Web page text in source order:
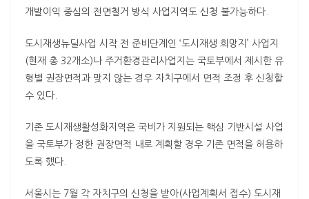
개발이익 중심의 전면철거 방식 사업지역도 신청 불가능하다.
도시재생뉴딜사업 시작 전 준비단계인 ‘도시재생 희망지’ 사업지
(현재 총 32개소)나 주거환경관리사업지는 국토부에서 제시한 유
형별 권장면적과 맞지 않는 경우 자치구에서 면적 조정 후 신청할
수 있다.
기존 도시재생활성화지역은 국비가 지원되는 핵심 기반시설 사업
을 국토부가 정한 권장면적 내로 계획할 경우 기존 면적을 허용하
도록 했다.
서울시는 7월 각 자치구의 신청을 받아(사업계획서 접수) 도시재